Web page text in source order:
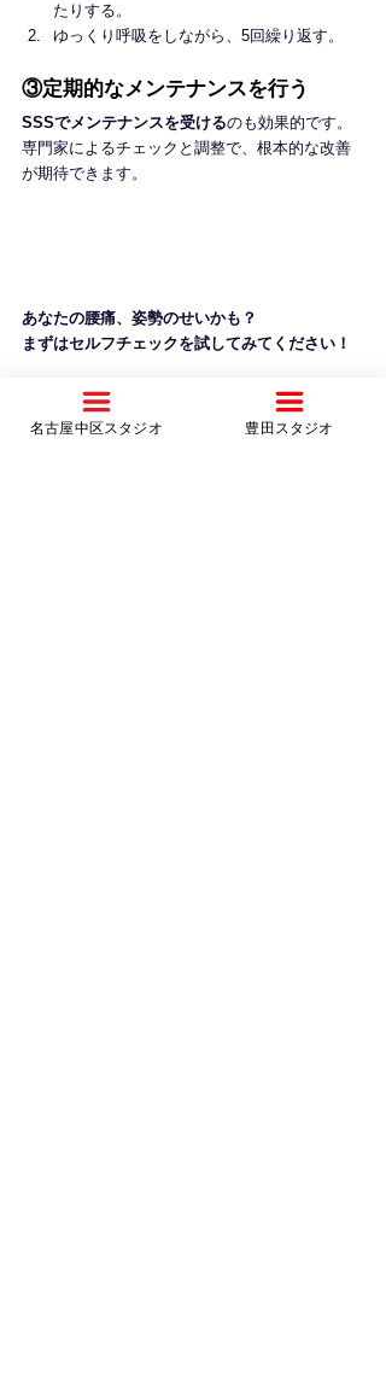
たりする。
ゆっくり呼吸をしながら、5回繰り返す。
③定期的なメンテナンスを行う
SSSでメンテナンスを受けるのも効果的です。
専門家によるチェックと調整で、根本的な改善
が期待できます。
あなたの腰痛、姿勢のせいかも？
まずはセルフチェックを試してみてください！
名古屋中区スタジオ 豊田スタジオ